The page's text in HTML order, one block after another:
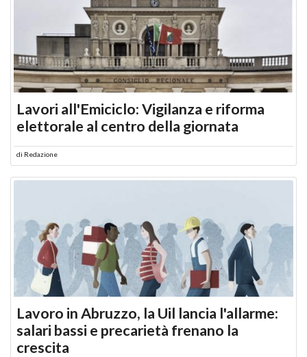
Lavori all'Emiciclo: Vigilanza e riforma
elettorale al centro della giornata
di Redazione
Lavoro in Abruzzo, la Uil lancia l'allarme:
salari bassi e precarietà frenano la
crescita